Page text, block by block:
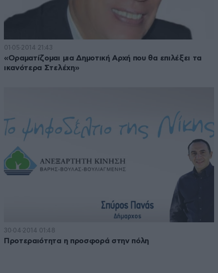
01·05·2014 21:43
«Οραματίζομαι μια Δημοτική Αρχή που θα επιλέξει τα
ικανότερα Στελέχη»
30·04·2014 01:48
Προτεραιότητα η προσφορά στην πόλη